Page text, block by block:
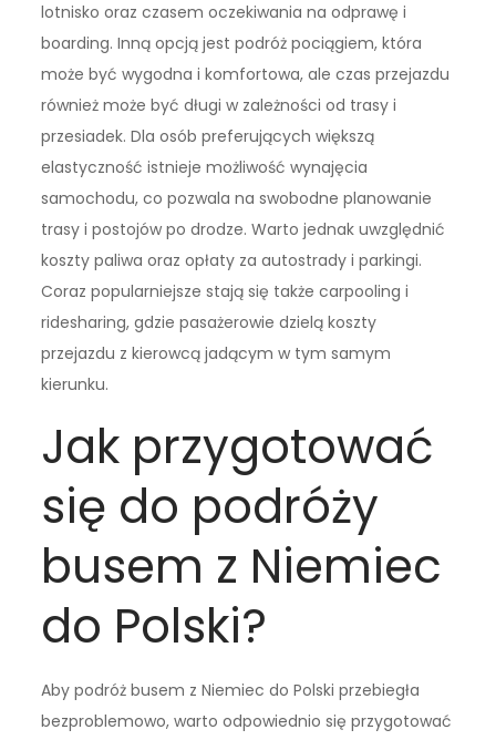
lotnisko oraz czasem oczekiwania na odprawę i
boarding. Inną opcją jest podróż pociągiem, która
może być wygodna i komfortowa, ale czas przejazdu
również może być długi w zależności od trasy i
przesiadek. Dla osób preferujących większą
elastyczność istnieje możliwość wynajęcia
samochodu, co pozwala na swobodne planowanie
trasy i postojów po drodze. Warto jednak uwzględnić
koszty paliwa oraz opłaty za autostrady i parkingi.
Coraz popularniejsze stają się także carpooling i
ridesharing, gdzie pasażerowie dzielą koszty
przejazdu z kierowcą jadącym w tym samym
kierunku.
Jak przygotować
się do podróży
busem z Niemiec
do Polski?
Aby podróż busem z Niemiec do Polski przebiegła
bezproblemowo, warto odpowiednio się przygotować